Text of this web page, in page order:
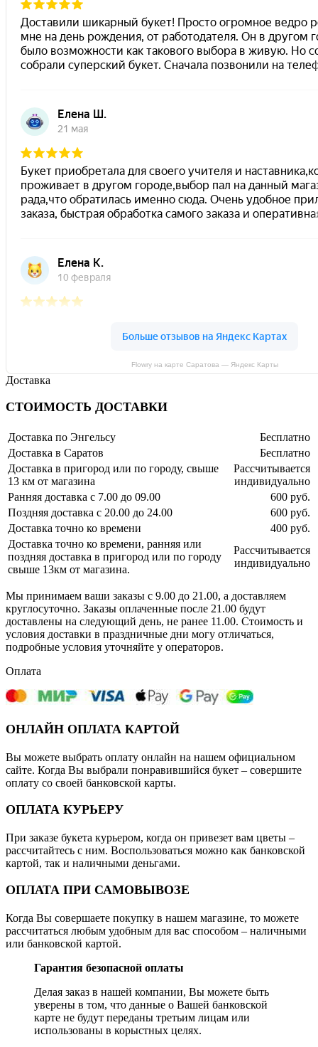
Flowry на карте Саратова — Яндекс Карты
Доставка
СТОИМОСТЬ ДОСТАВКИ
Доставка по Энгельсу
Бесплатно
Доставка в Саратов
Бесплатно
Доставка в пригород или по городу, свыше
13 км от магазина
Рассчитывается
индивидуально
Ранняя доставка с 7.00 до 09.00
600 руб.
Поздняя доставка с 20.00 до 24.00
600 руб.
Доставка точно ко времени
400 руб.
Доставка точно ко времени, ранняя или
поздняя доставка в пригород или по городу
свыше 13км от магазина.
Рассчитывается
индивидуально
Мы принимаем ваши заказы с 9.00 до 21.00, а доставляем
круглосуточно. Заказы оплаченные после 21.00 будут
доставлены на следующий день, не ранее 11.00. Стоимость и
условия доставки в праздничные дни могу отличаться,
подробные условия уточняйте у операторов.
Оплата
ОНЛАЙН ОПЛАТА КАРТОЙ
Вы можете выбрать оплату онлайн на нашем официальном
сайте. Когда Вы выбрали понравившийся букет – совершите
оплату со своей банковской карты.
ОПЛАТА КУРЬЕРУ
При заказе букета курьером, когда он привезет вам цветы –
рассчитайтесь с ним. Воспользоваться можно как банковской
картой, так и наличными деньгами.
ОПЛАТА ПРИ САМОВЫВОЗЕ
Когда Вы совершаете покупку в нашем магазине, то можете
рассчитаться любым удобным для вас способом – наличными
или банковской картой.
Гарантия безопасной оплаты
Делая заказ в нашей компании, Вы можете быть
уверены в том, что данные о Вашей банковской
карте не будут переданы третьим лицам или
использованы в корыстных целях.